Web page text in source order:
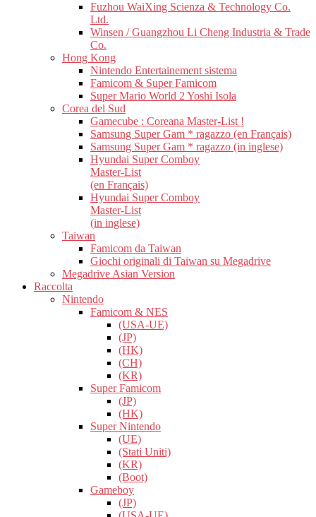
Fuzhou WaiXing Scienza & Technology Co.
Ltd.
Winsen / Guangzhou Li Cheng Industria & Trade
Co.
Hong Kong
Nintendo Entertainement sistema
Famicom & Super Famicom
Super Mario World 2 Yoshi Isola
Corea del Sud
Gamecube : Coreana Master-List !
Samsung Super Gam * ragazzo (en Français)
Samsung Super Gam * ragazzo (in inglese)
Hyundai Super Comboy
Master-List
(en Français)
Hyundai Super Comboy
Master-List
(in inglese)
Taiwan
Famicom da Taiwan
Giochi originali di Taiwan su Megadrive
Megadrive Asian Version
Raccolta
Nintendo
Famicom & NES
(USA-UE)
(JP)
(HK)
(CH)
(KR)
Super Famicom
(JP)
(HK)
Super Nintendo
(UE)
(Stati Uniti)
(KR)
(Boot)
Gameboy
(JP)